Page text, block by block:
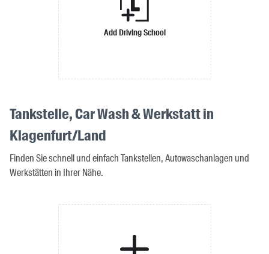
Add Driving School
Tankstelle, Car Wash & Werkstatt in
Klagenfurt/Land
Finden Sie schnell und einfach Tankstellen, Autowaschanlagen und
Werkstätten in Ihrer Nähe.